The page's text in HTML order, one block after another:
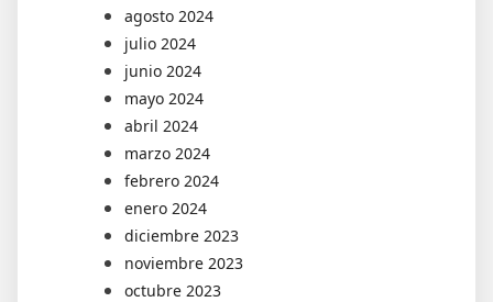
agosto 2024
julio 2024
junio 2024
mayo 2024
abril 2024
marzo 2024
febrero 2024
enero 2024
diciembre 2023
noviembre 2023
octubre 2023